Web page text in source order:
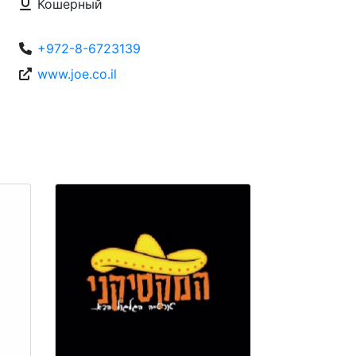
Кошерный
+972-8-6723139
www.joe.co.il